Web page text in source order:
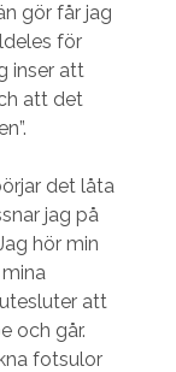
gör får jag
för
inser att
att det
det låta
jag på
hör min
att
och går.
fotsulor